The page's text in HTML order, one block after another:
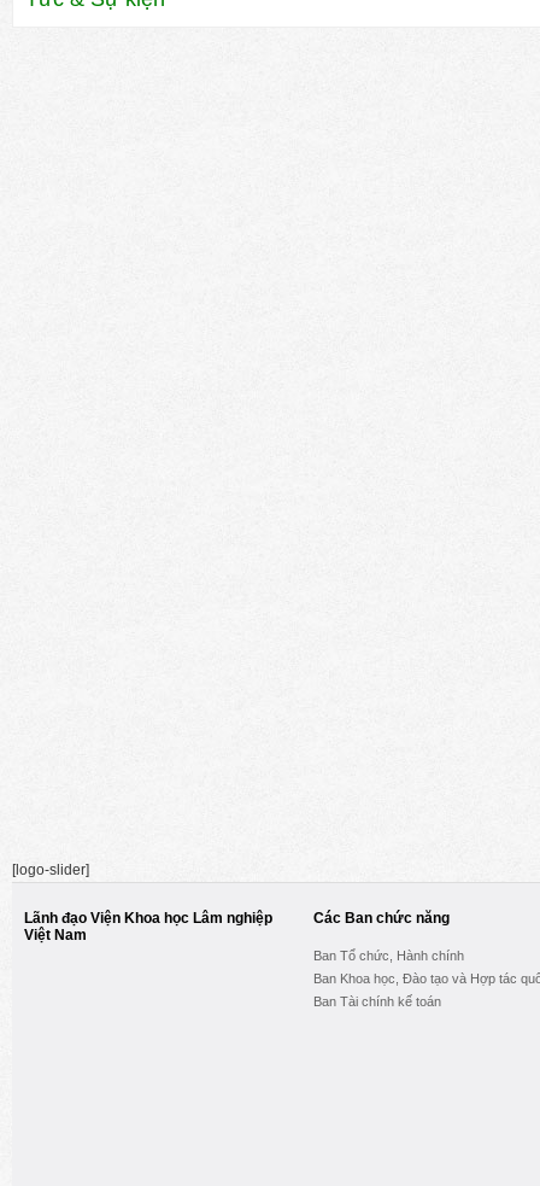
[logo-slider]
Lãnh đạo Viện Khoa học Lâm nghiệp
Việt Nam
Các Ban chức năng
Ban Tổ chức, Hành chính
Ban Khoa học, Đào tạo và Hợp tác
Ban Tài chính kế toán